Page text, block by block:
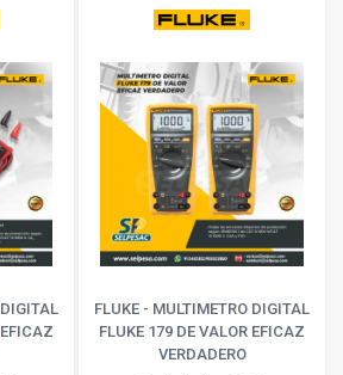
FLUKE - MULTIMETRO DIGITAL
FLUKE 179 DE VALOR EFICAZ
VERDADERO